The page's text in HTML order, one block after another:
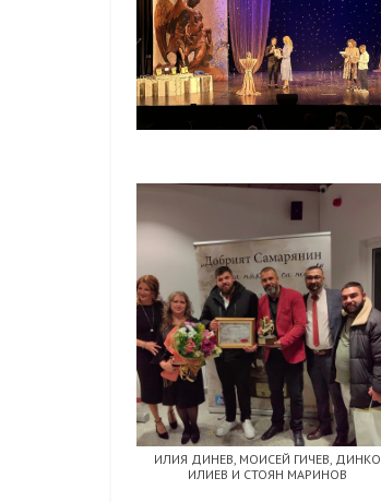
ИЛИЯ ДИНЕВ, МОИСЕЙ ГИЧЕВ, ДИНКО
ИЛИЕВ И СТОЯН МАРИНОВ